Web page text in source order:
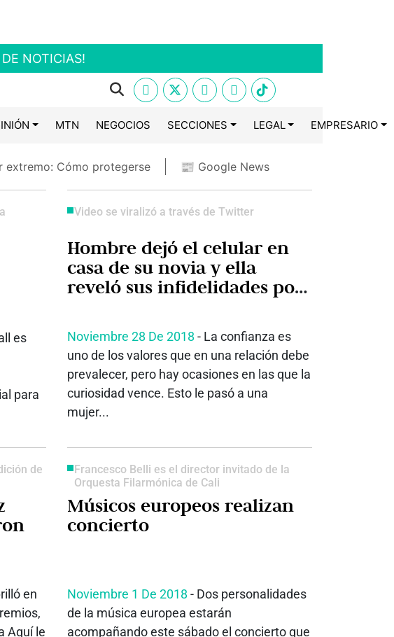
NOTICIAS!
MTN NEGOCIOS SECCIONES LEGAL EMPRESARIO
extremo: Cómo protegerse 📰 Google News
es
para
Video se viralizó a través de Twitter
Hombre dejó el celular en
casa de su novia y ella
reveló sus infidelidades por
Noviembre 28 De 2018 - La confianza es
uno de los valores que en una relación debe
prevalecer, pero hay ocasiones en las que la
curiosidad vence. Esto le pasó a una
mujer...
de
en
Aquí le
Francesco Belli es el director invitado de la
Orquesta Filarmónica de Cali
Músicos europeos realizan
concierto
Noviembre 1 De 2018 - Dos personalidades
de la música europea estarán
acompañando este sábado el concierto que